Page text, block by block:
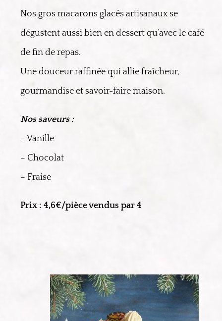
Nos gros macarons glacés artisanaux se
dégustent aussi bien en dessert qu’avec le café
de fin de repas.
Une douceur raffinée qui allie fraîcheur,
gourmandise et savoir-faire maison.
Nos saveurs :
– Vanille
– Chocolat
– Fraise
Prix : 4,6€/pièce vendus par 4